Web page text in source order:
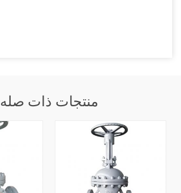
منتجات ذات صله